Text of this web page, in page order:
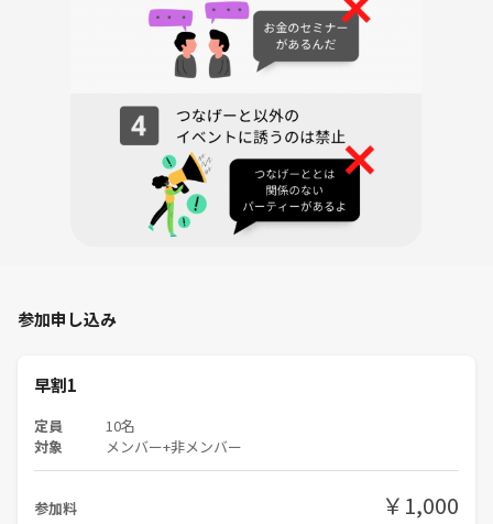
参加申し込み
早割1
定員 10名
対象 メンバー+非メンバー
参加料 ￥1,000